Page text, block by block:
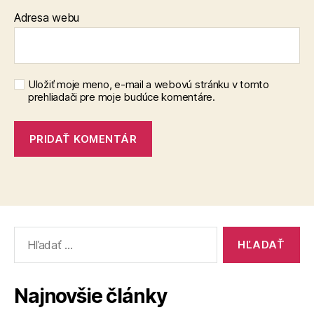
Adresa webu
Uložiť moje meno, e-mail a webovú stránku v tomto
prehliadači pre moje budúce komentáre.
Najnovšie články